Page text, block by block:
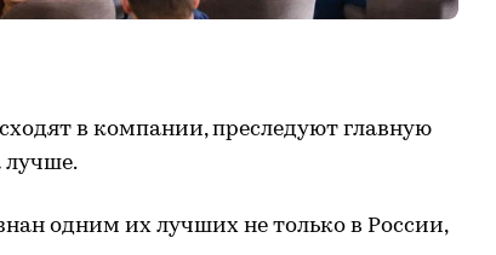
в компании, преследуют главную
лучше.
одним их лучших не только в России,